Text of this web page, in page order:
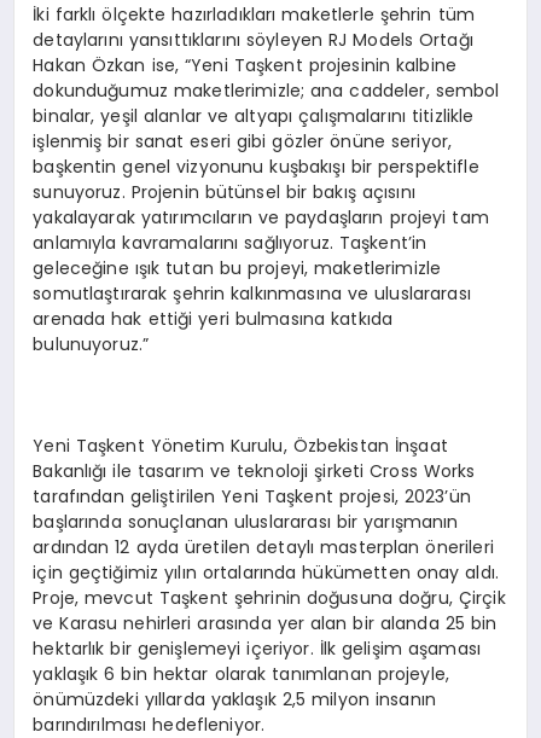
İki farklı ölçekte hazırladıkları maketlerle şehrin tüm
detaylarını yansıttıklarını söyleyen RJ Models Ortağı
Hakan Özkan ise, “Yeni Taşkent projesinin kalbine
dokunduğumuz maketlerimizle; ana caddeler, sembol
binalar, yeşil alanlar ve altyapı çalışmalarını titizlikle
işlenmiş bir sanat eseri gibi gözler önüne seriyor,
başkentin genel vizyonunu kuşbakışı bir perspektifle
sunuyoruz. Projenin bütünsel bir bakış açısını
yakalayarak yatırımcıların ve paydaşların projeyi tam
anlamıyla kavramalarını sağlıyoruz. Taşkent’in
geleceğine ışık tutan bu projeyi, maketlerimizle
somutlaştırarak şehrin kalkınmasına ve uluslararası
arenada hak ettiği yeri bulmasına katkıda
bulunuyoruz.”
Yeni Taşkent Yönetim Kurulu, Özbekistan İnşaat
Bakanlığı ile tasarım ve teknoloji şirketi Cross Works
tarafından geliştirilen Yeni Taşkent projesi, 2023’ün
başlarında sonuçlanan uluslararası bir yarışmanın
ardından 12 ayda üretilen detaylı masterplan önerileri
için geçtiğimiz yılın ortalarında hükümetten onay aldı.
Proje, mevcut Taşkent şehrinin doğusuna doğru, Çirçik
ve Karasu nehirleri arasında yer alan bir alanda 25 bin
hektarlık bir genişlemeyi içeriyor. İlk gelişim aşaması
yaklaşık 6 bin hektar olarak tanımlanan projeyle,
önümüzdeki yıllarda yaklaşık 2,5 milyon insanın
barındırılması hedefleniyor.